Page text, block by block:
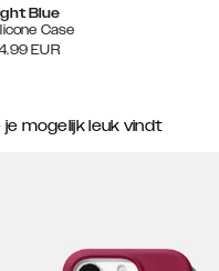
Blue
Case
EUR
mogelijk leuk vindt